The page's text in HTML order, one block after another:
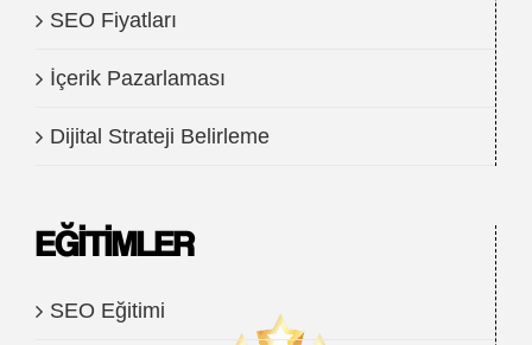
SEO Fiyatları
İçerik Pazarlaması
Dijital Strateji Belirleme
EĞITIMLER
SEO Eğitimi